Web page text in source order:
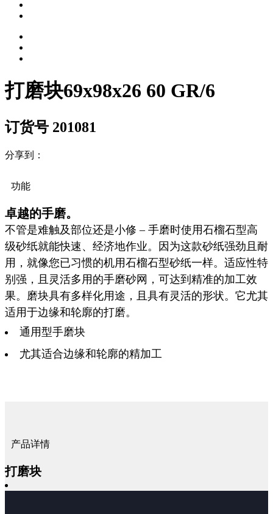
打磨块69x98x26 60 GR/6
订货号 201081
分享到：
功能
卓越的手磨。
不管是难触及部位还是小修 – 手磨时使用石榴石型高
级砂纸就能快速、经济地作业。因为这款砂纸强劲且耐
用，就像您已习惯的机用石榴石型砂纸一样。适应性特
别强，且灵活多用的手磨砂网，可达到精准的加工效
果。磨块具有多样化用途，且具有灵活的形状。它尤其
适用于边缘和轮廓的打磨。
通用型手磨块
尤其适合边缘和轮廓的精加工
产品详情
打磨块